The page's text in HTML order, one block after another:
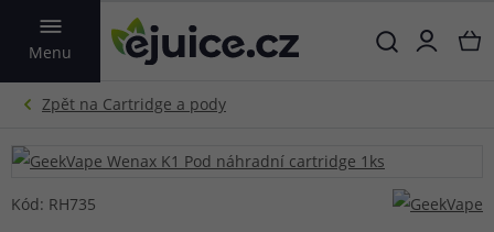
Menu
VYHLEDAT
Kód: RH735